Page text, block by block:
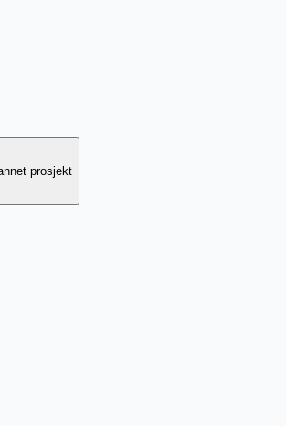
prosjekt